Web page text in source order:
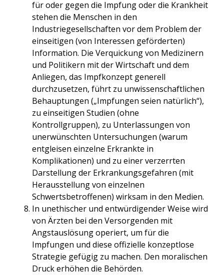
für oder gegen die Impfung oder die Krankheit
stehen die Menschen in den
Industriegesellschaften vor dem Problem der
einseitigen (von Interessen geförderten)
Information. Die Verquickung von Medizinern
und Politikern mit der Wirtschaft und dem
Anliegen, das Impfkonzept generell
durchzusetzen, führt zu unwissenschaftlichen
Behauptungen („Impfungen seien natürlich“),
zu einseitigen Studien (ohne
Kontrollgruppen), zu Unterlassungen von
unerwünschten Untersuchungen (warum
entgleisen einzelne Erkrankte in
Komplikationen) und zu einer verzerrten
Darstellung der Erkrankungsgefahren (mit
Herausstellung von einzelnen
Schwertsbetroffenen) wirksam in den Medien.
In unethischer und entwürdigender Weise wird
von Ärzten bei den Versorgenden mit
Angstauslösung operiert, um für die
Impfungen und diese offizielle konzeptlose
Strategie gefügig zu machen. Den moralischen
Druck erhöhen die Behörden.